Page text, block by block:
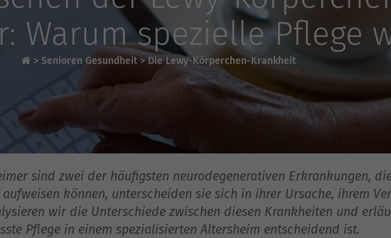
Warum spezielle Pflege
> Senioren Gesundheit>Die Lewy-Körperchen-Krankheit
sind zwei der häufigsten neurodegenerativen Erkrankungen,
können, unterscheiden sie sich in ihrer Ursache, ihrem
wir die Unterschiede zwischen diesen Krankheiten und
Pflege in einem spezialisierten Altersheim entscheidend ist.